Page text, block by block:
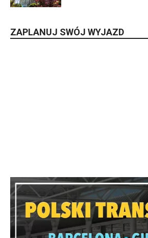
ZAPLANUJ SWÓJ WYJAZD